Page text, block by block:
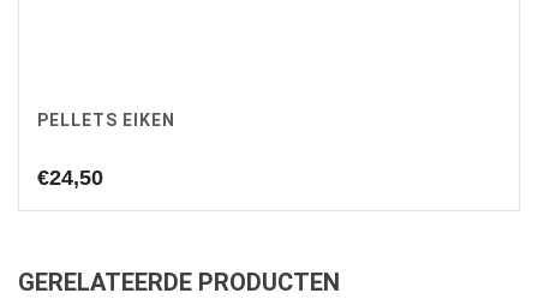
PELLETS EIKEN
€24,50
GERELATEERDE PRODUCTEN